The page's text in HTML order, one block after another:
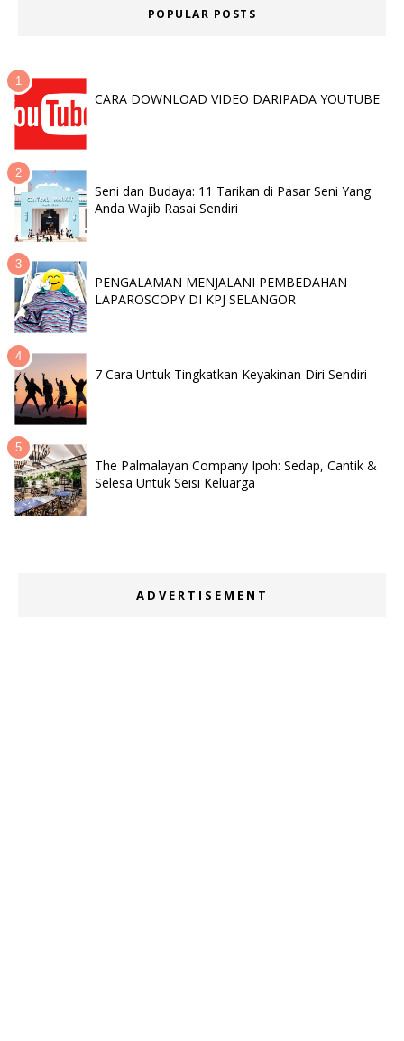
POPULAR POSTS
CARA DOWNLOAD VIDEO DARIPADA YOUTUBE
Seni dan Budaya: 11 Tarikan di Pasar Seni Yang
Anda Wajib Rasai Sendiri
PENGALAMAN MENJALANI PEMBEDAHAN
LAPAROSCOPY DI KPJ SELANGOR
7 Cara Untuk Tingkatkan Keyakinan Diri Sendiri
The Palmalayan Company Ipoh: Sedap, Cantik &
Selesa Untuk Seisi Keluarga
ADVERTISEMENT